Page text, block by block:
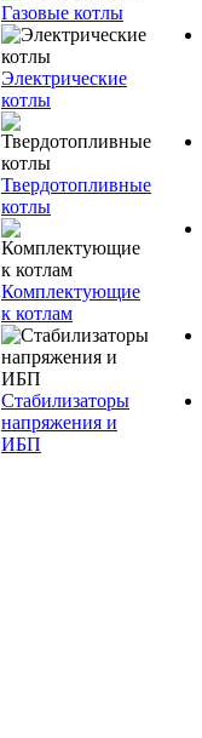
Газовые котлы
Электрические
котлы
Твердотопливные
котлы
Комплектующие
к котлам
Стабилизаторы
напряжения и
ИБП